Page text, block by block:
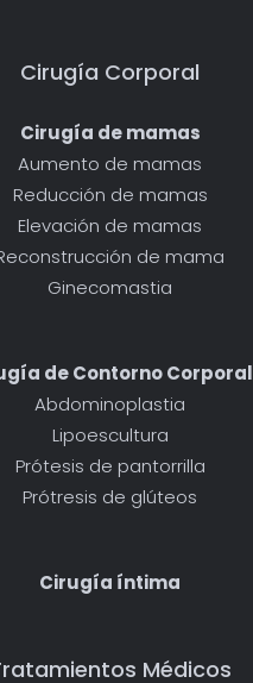
Cirugía Corporal
Cirugía de mamas
Aumento de mamas
Reducción de mamas
Elevación de mamas
de mama
Ginecomastia
de Contorno Corporal
Abdominoplastia
Lipoescultura
Prótesis de pantorrilla
Prótresis de glúteos
Cirugía íntima
Médicos